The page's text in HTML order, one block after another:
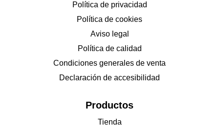
Política de privacidad
Política de cookies
Aviso legal
Política de calidad
Condiciones generales de venta
Declaración de accesibilidad
Productos
Tienda